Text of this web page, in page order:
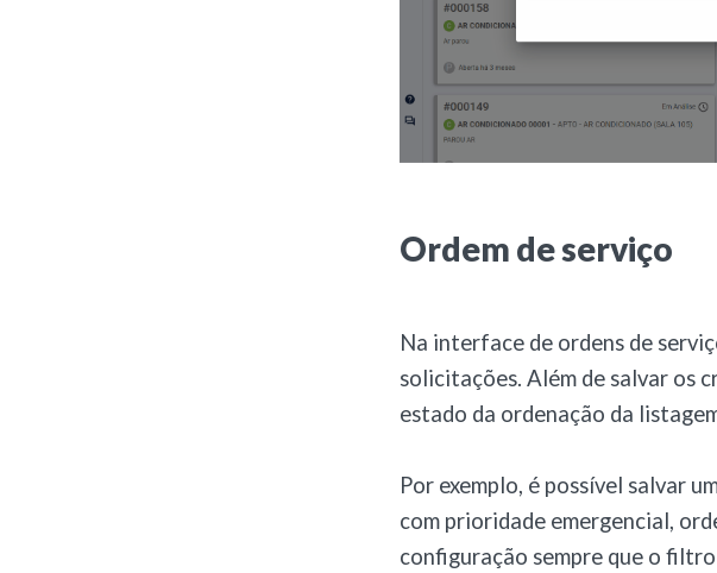
Ordem de serviço
Na interface de ordens de
solicitações. Além de salvar os
estado da ordenação da
Por exemplo, é possível salvar
com prioridade emergencial,
configuração sempre que o